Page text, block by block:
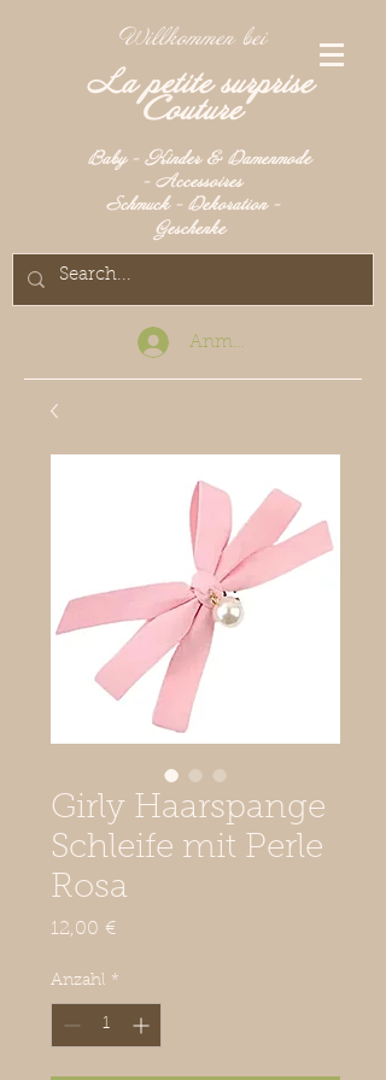
Willkommen bei
La petite surprise
Couture
Baby - Kinder & Damenmode
- Accessoires
Schmuck - Dekoration -
Geschenke
Anmelden
Girly Haarspange
Schleife mit Perle
Rosa
12,00 €Preis
Anzahl *